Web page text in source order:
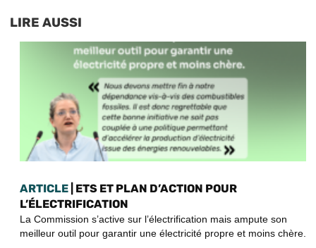
LIRE AUSSI
ARTICLE | ETS ET PLAN D’ACTION POUR
L’ÉLECTRIFICATION
La Commission s’active sur l’électrification mais ampute son
meilleur outil pour garantir une électricité propre et moins chère.